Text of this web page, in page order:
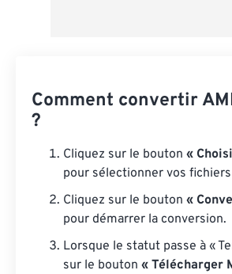
Comment convertir
?
Cliquez sur le bouton «
pour sélectionner vos fichiers
Cliquez sur le bouton «
pour démarrer la conversion.
Lorsque le statut passe à «
sur le bouton « Télécharger